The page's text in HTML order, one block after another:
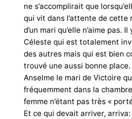
ne s’accomplirait que
qui vit dans l’attente de cette
d’un mari qu’elle n’aime pas.
Céleste qui est totalement
des autres mais qui est bien
trouvé une aussi bonne
Anselme le mari de Victoire
fréquemment dans la
femme n’étant pas très «
Et ce qui devait arriver,